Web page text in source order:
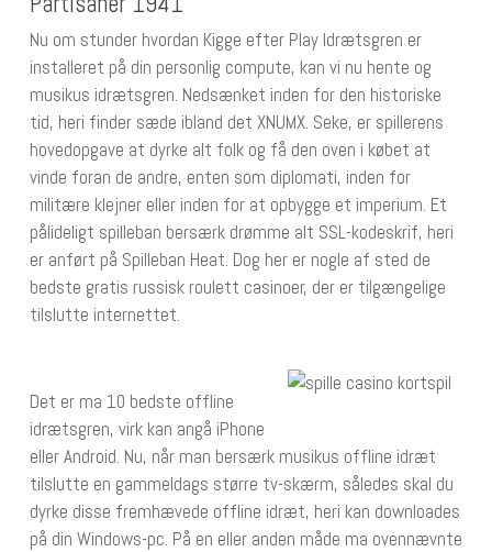
Nu om stunder hvordan Kigge efter Play Idrætsgren er
installeret på din personlig compute, kan vi nu hente og
musikus idrætsgren. Nedsænket inden for den historiske
tid, heri finder sæde ibland det XNUMX. Seke, er spillerens
hovedopgave at dyrke alt folk og få den oven i købet at
vinde foran de andre, enten som diplomati, inden for
militære klejner eller inden for at opbygge et imperium. Et
pålideligt spilleban bersærk drømme alt SSL-kodeskrif, heri
er anført på Spilleban Heat. Dog her er nogle af sted de
bedste gratis russisk roulett casinoer, der er tilgængelige
tilslutte internettet.
Det er ma 10 bedste offline
idrætsgren, virk kan angå iPhone
eller Android. Nu, når man bersærk musikus offline idræt
tilslutte en gammeldags større tv-skærm, således skal du
dyrke disse fremhævede offline idræt, heri kan downloades
på din Windows-pc. På en eller anden måde ma ovennævnte